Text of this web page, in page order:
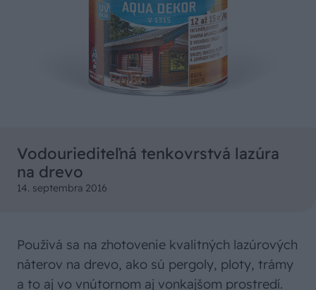
Vodouriediteľná tenkovrstvá lazúra
na drevo
14. septembra 2016
Používá sa na zhotovenie kvalitných lazúrových
náterov na drevo, ako sú pergoly, ploty, trámy
a to aj vo vnútornom aj vonkajšom prostredí.